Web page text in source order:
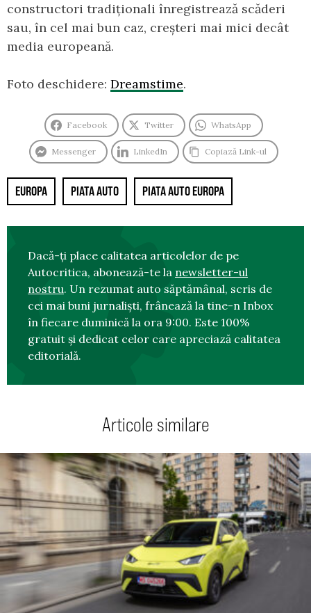
constructori tradiționali înregistrează scăderi
sau, în cel mai bun caz, creșteri mai mici decât
media europeană.
Foto deschidere: Dreamstime.
Facebook Twitter WhatsApp
Messenger LinkedIn Copiază Link-ul
EUROPA PIATA AUTO PIATA AUTO EUROPA
Dacă-ți place calitatea articolelor de pe
Autocritica, abonează-te la newsletter-ul
nostru. Un rezumat auto săptămânal, scris de
cei mai buni jurnaliști, frânează la tine-n Inbox
în fiecare duminică la ora 9:00. Este 100%
gratuit și dedicat celor care apreciază calitatea
editorială.
Articole similare